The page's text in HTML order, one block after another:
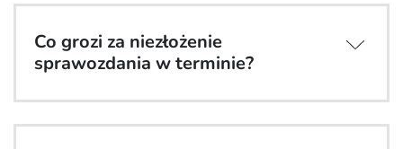
Co grozi za niezłożenie
sprawozdania w terminie?